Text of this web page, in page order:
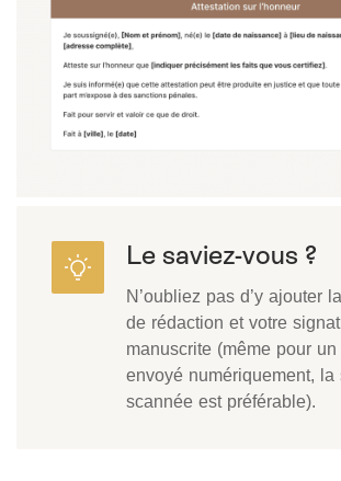
Le saviez-vous ?
N’oubliez pas d’y ajouter
de rédaction et votre
manuscrite (même pour
envoyé numériquement, la
scannée est préférable).